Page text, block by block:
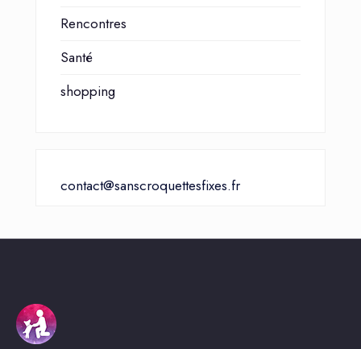
Rencontres
Santé
shopping
contact@sanscroquettesfixes.fr